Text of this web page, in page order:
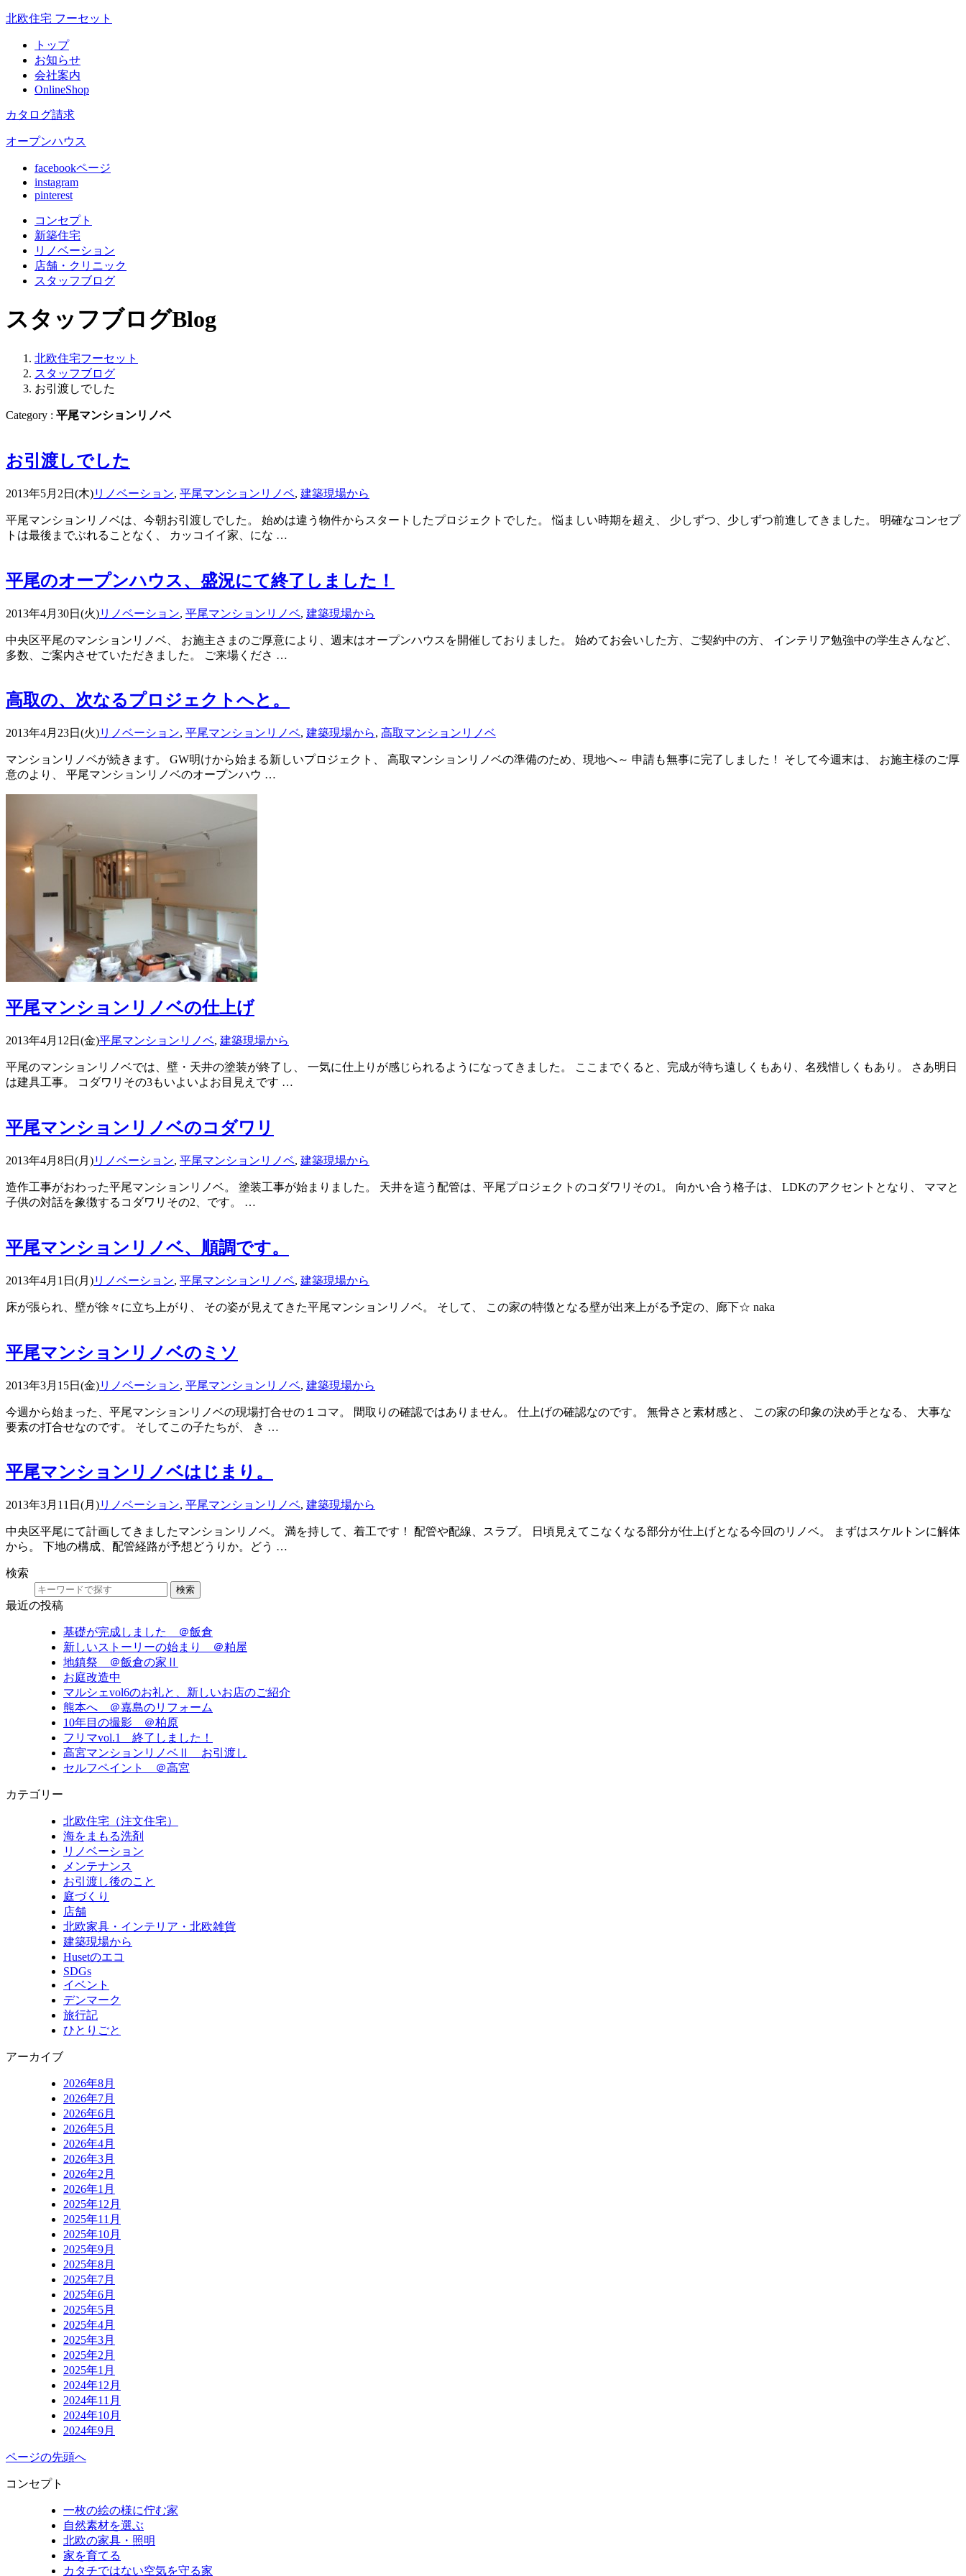
北欧住宅 フーセット
トップ
お知らせ
会社案内
OnlineShop
カタログ請求
オープンハウス
facebookページ
instagram
pinterest
コンセプト
新築住宅
リノベーション
店舗 ・クリニック
スタッフブログ
スタッフブログBlog
北欧住宅フーセット
スタッフブログ
お引渡しでした
Category : 平尾マンションリノベ
お引渡しでした
2013年5月2日(木)リノベーション, 平尾マンションリノベ, 建築現場から
平尾マンションリノベは、今朝お引渡しでした。 始めは違う物件からスタートしたプロジェクトでした。 悩ましい時期を超え、 少しずつ、少しずつ前進してきました。 明確なコンセプ
トは最後までぶれることなく、 カッコイイ家、にな …
平尾のオープンハウス、盛況にて終了しました！
2013年4月30日(火)リノベーション, 平尾マンションリノベ, 建築現場から
中央区平尾のマンションリノベ、 お施主さまのご厚意により、週末はオープンハウスを開催しておりました。 始めてお会いした方、ご契約中の方、 インテリア勉強中の学生さんなど、
多数、ご案内させていただきました。 ご来場くださ …
高取の、次なるプロジェクトへと。
2013年4月23日(火)リノベーション, 平尾マンションリノベ, 建築現場から, 高取マンションリノベ
マンションリノベが続きます。 GW明けから始まる新しいプロジェクト、 高取マンションリノベの準備のため、現地へ～ 申請も無事に完了しました！ そして今週末は、 お施主様のご厚
意のより、 平尾マンションリノベのオープンハウ …
平尾マンションリノベの仕上げ
2013年4月12日(金)平尾マンションリノベ, 建築現場から
平尾のマンションリノベでは、壁・天井の塗装が終了し、 一気に仕上りが感じられるようになってきました。 ここまでくると、完成が待ち遠しくもあり、名残惜しくもあり。 さあ明日
は建具工事。 コダワリその3もいよいよお目見えです …
平尾マンションリノベのコダワリ
2013年4月8日(月)リノベーション, 平尾マンションリノベ, 建築現場から
造作工事がおわった平尾マンションリノベ。 塗装工事が始まりました。 天井を這う配管は、平尾プロジェクトのコダワリその1。 向かい合う格子は、 LDKのアクセントとなり、 ママと
子供の対話を象徴するコダワリその2、です。 …
平尾マンションリノベ、順調です。
2013年4月1日(月)リノベーション, 平尾マンションリノベ, 建築現場から
床が張られ、壁が徐々に立ち上がり、 その姿が見えてきた平尾マンションリノベ。 そして、 この家の特徴となる壁が出来上がる予定の、廊下☆ naka
平尾マンションリノベのミソ
2013年3月15日(金)リノベーション, 平尾マンションリノベ, 建築現場から
今週から始まった、平尾マンションリノベの現場打合せの１コマ。 間取りの確認ではありません。 仕上げの確認なのです。 無骨さと素材感と、 この家の印象の決め手となる、 大事な
要素の打合せなのです。 そしてこの子たちが、 き …
平尾マンションリノベはじまり。
2013年3月11日(月)リノベーション, 平尾マンションリノベ, 建築現場から
中央区平尾にて計画してきましたマンションリノベ。 満を持して、着工です！ 配管や配線、スラブ。 日頃見えてこなくなる部分が仕上げとなる今回のリノベ。 まずはスケルトンに解体
から。 下地の構成、配管経路が予想どうりか。どう …
検索
検索
最近の投稿
基礎が完成しました ＠飯倉
新しいストーリーの始まり ＠粕屋
地鎮祭 ＠飯倉の家Ⅱ
お庭改造中
マルシェvol6のお礼と、新しいお店のご紹介
熊本へ ＠嘉島のリフォーム
10年目の撮影 ＠柏原
フリマvol.1 終了しました！
高宮マンションリノベⅡ お引渡し
セルフペイント ＠高宮
カテゴリー
北欧住宅（注文住宅）
海をまもる洗剤
リノベーション
メンテナンス
お引渡し後のこと
庭づくり
店舗
北欧家具・インテリア・北欧雑貨
建築現場から
Husetのエコ
SDGs
イベント
デンマーク
旅行記
ひとりごと
アーカイブ
2026年8月
2026年7月
2026年6月
2026年5月
2026年4月
2026年3月
2026年2月
2026年1月
2025年12月
2025年11月
2025年10月
2025年9月
2025年8月
2025年7月
2025年6月
2025年5月
2025年4月
2025年3月
2025年2月
2025年1月
2024年12月
2024年11月
2024年10月
2024年9月
ページの先頭へ
コンセプト
一枚の絵の様に佇む家
自然素材を選ぶ
北欧の家具・照明
家を育てる
カタチではない空気を守る家